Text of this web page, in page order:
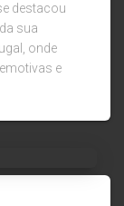
destacou
sua
onde
e